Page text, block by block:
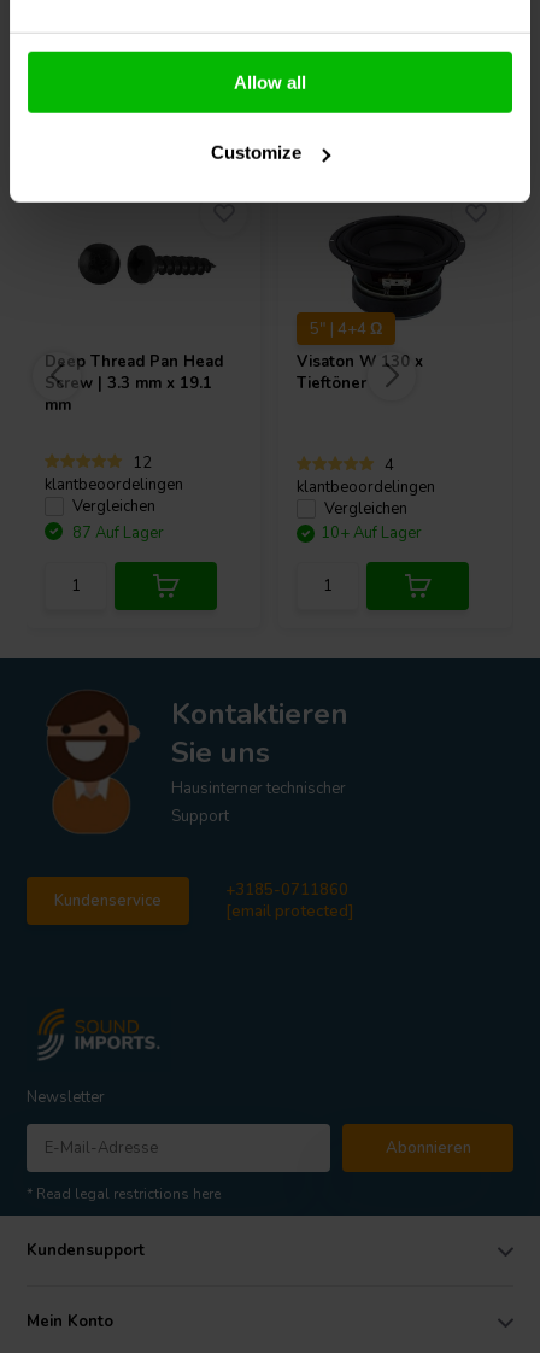
Allow all
Customize
Andere Kunden kauften auch
Deep Thread Pan Head
Screw | 3.3 mm x 19.1
mm
12
klantbeoordelingen
Vergleichen
87 Auf Lager
5" | 4+4 Ω
Visaton W 130 x
Tieftöner
4
klantbeoordelingen
Vergleichen
10+ Auf Lager
Kontaktieren
Sie uns
Hausinterner technischer
Support
Kundenservice
+3185-0711860
[email protected]
Newsletter
Abonnieren
* Read legal restrictions here
Kundensupport
Mein Konto